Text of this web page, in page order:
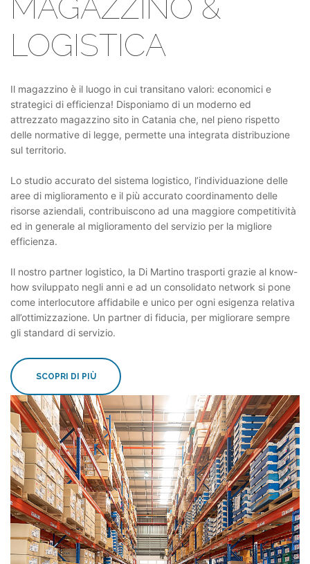
MAGAZZINO &
LOGISTICA
Il magazzino è il luogo in cui transitano valori: economici e
strategici di efficienza! Disponiamo di un moderno ed
attrezzato magazzino sito in Catania che, nel pieno rispetto
delle normative di legge, permette una integrata distribuzione
sul territorio.
Lo studio accurato del sistema logistico, l’individuazione delle
aree di miglioramento e il più accurato coordinamento delle
risorse aziendali, contribuiscono ad una maggiore competitività
ed in generale al miglioramento del servizio per la migliore
efficienza.
Il nostro partner logistico, la Di Martino trasporti grazie al know-
how sviluppato negli anni e ad un consolidato network si pone
come interlocutore affidabile e unico per ogni esigenza relativa
all’ottimizzazione. Un partner di fiducia, per migliorare sempre
gli standard di servizio.
SCOPRI DI PIÙ